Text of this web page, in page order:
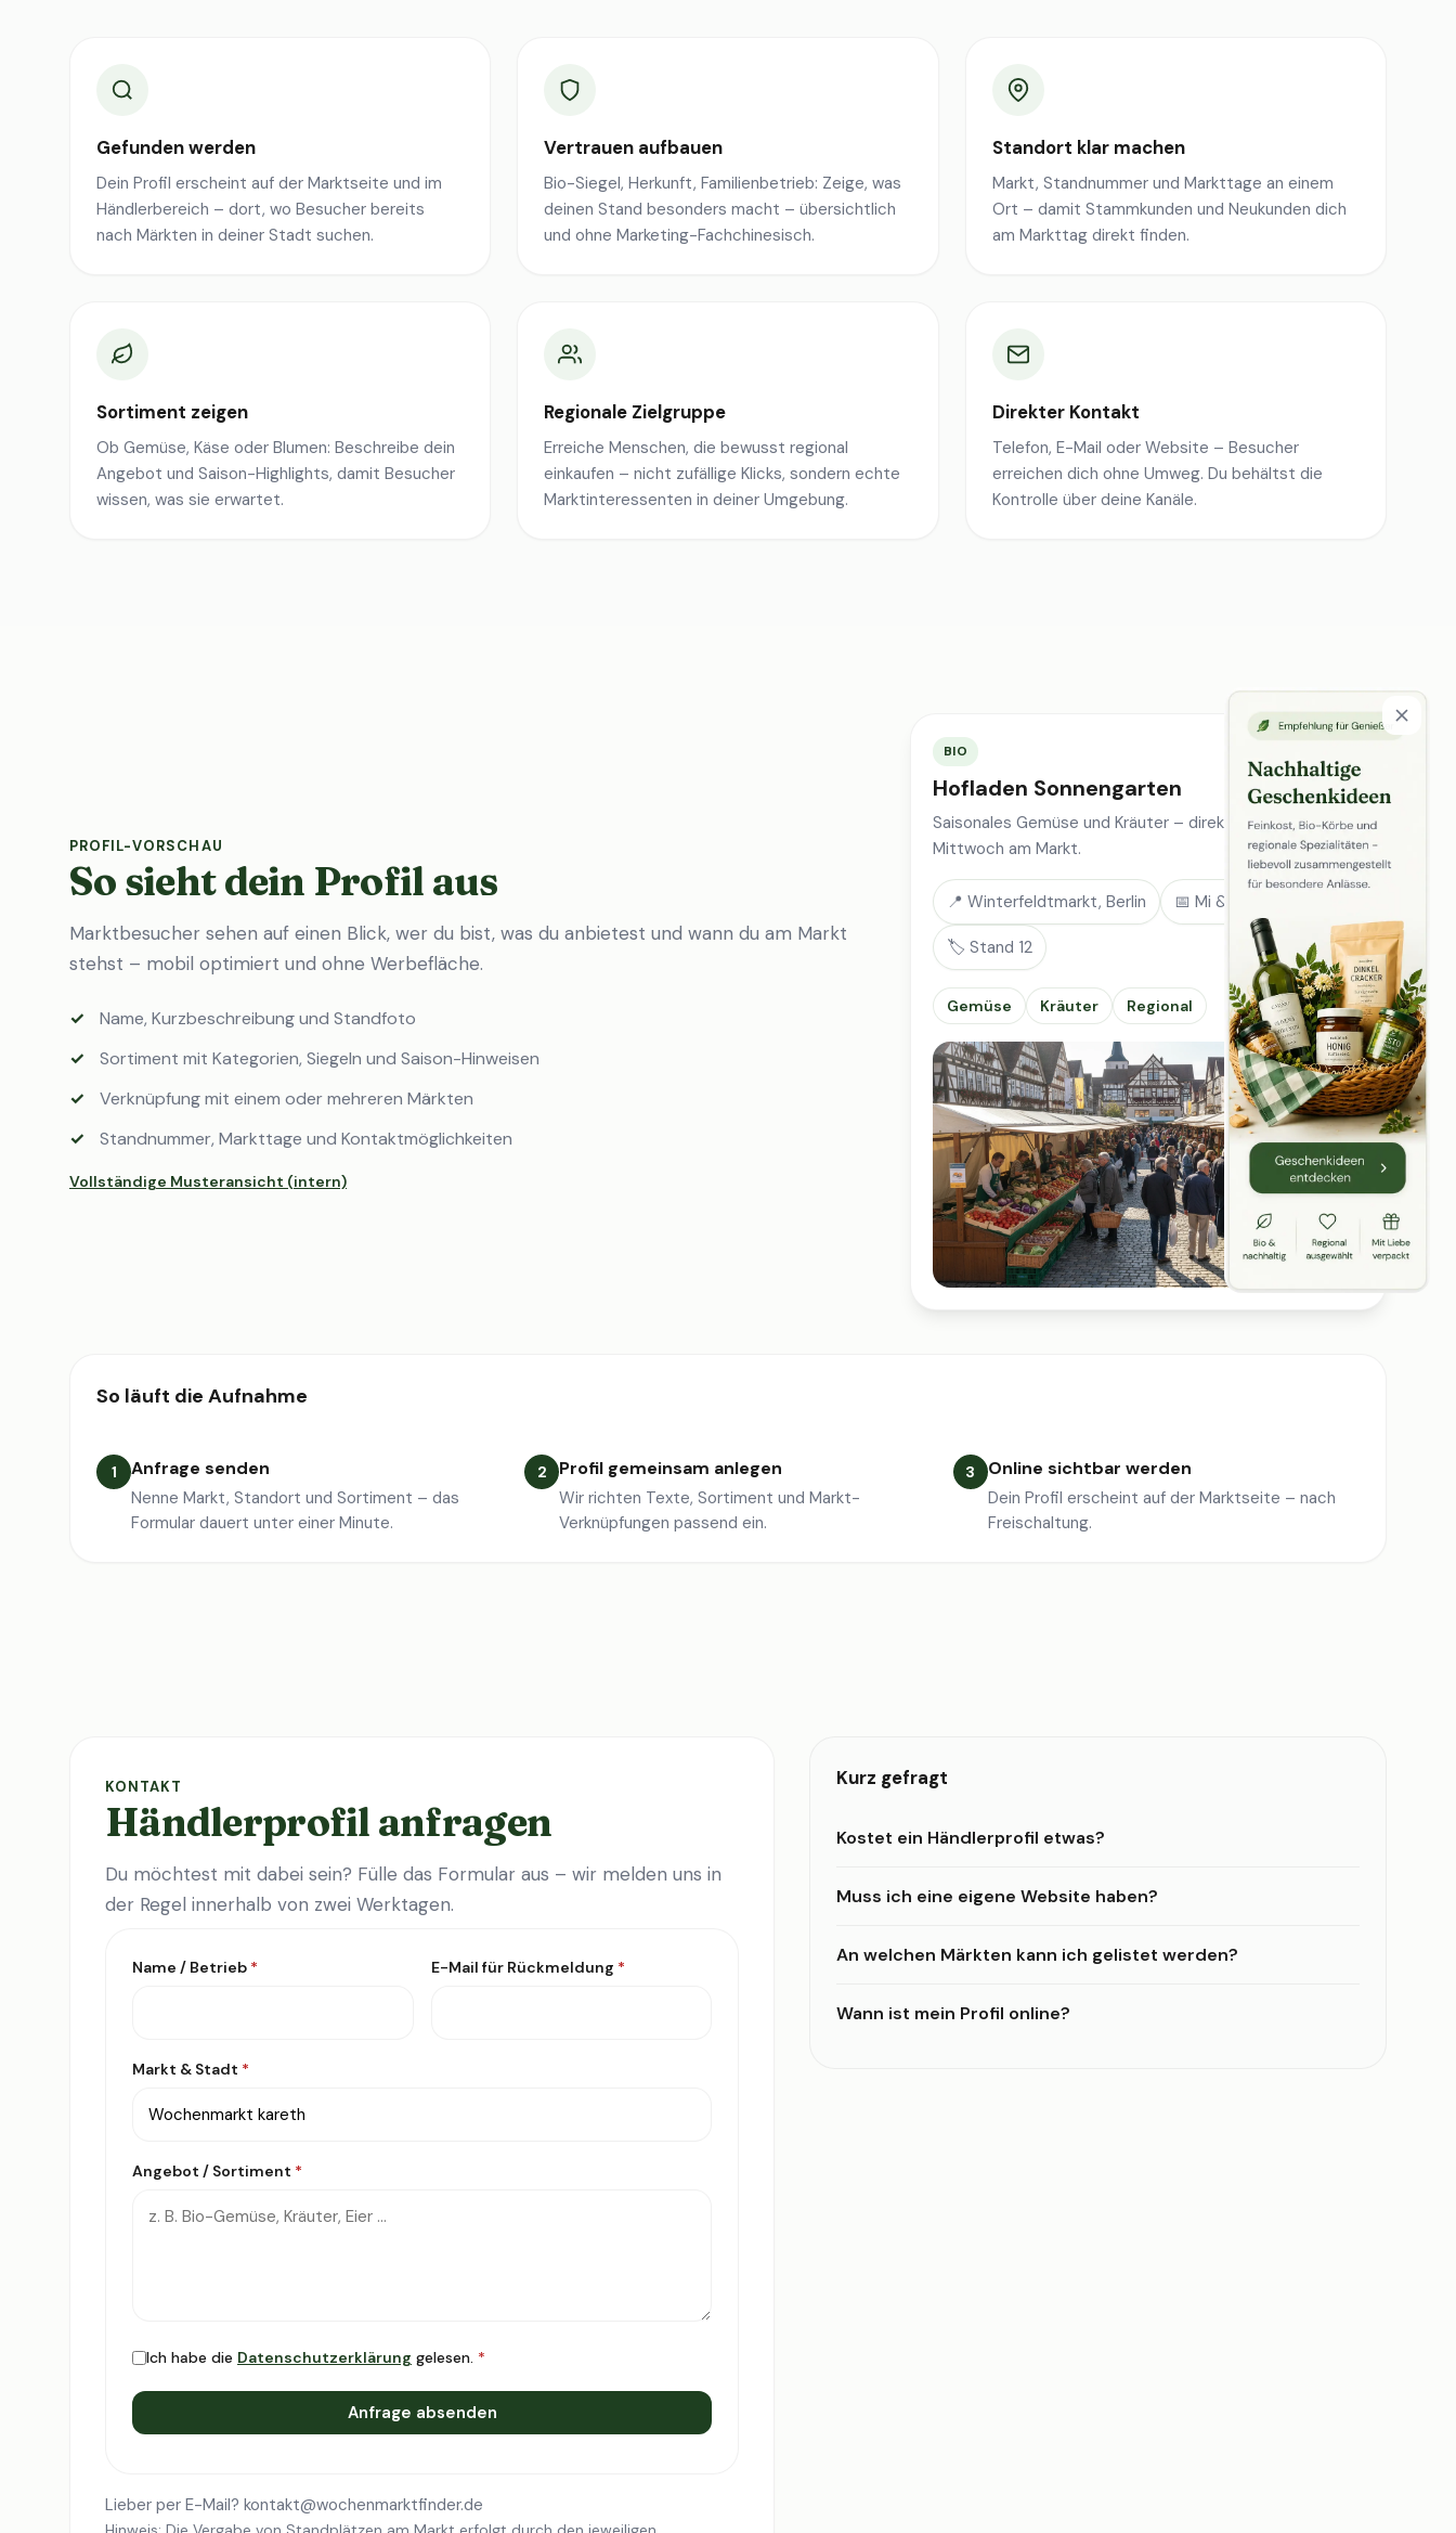
Gefunden werden
Dein Profil erscheint auf der Marktseite und im
Händlerbereich – dort, wo Besucher bereits
nach Märkten in deiner Stadt suchen.
Vertrauen aufbauen
Bio-Siegel, Herkunft, Familienbetrieb: Zeige, was
deinen Stand besonders macht – übersichtlich
und ohne Marketing-Fachchinesisch.
Standort klar machen
Markt, Standnummer und Markttage an einem
Ort – damit Stammkunden und Neukunden dich
am Markttag direkt finden.
Sortiment zeigen
Ob Gemüse, Käse oder Blumen: Beschreibe dein
Angebot und Saison-Highlights, damit Besucher
wissen, was sie erwartet.
Regionale Zielgruppe
Erreiche Menschen, die bewusst regional
einkaufen – nicht zufällige Klicks, sondern echte
Marktinteressenten in deiner Umgebung.
Direkter Kontakt
Telefon, E-Mail oder Website – Besucher
erreichen dich ohne Umweg. Du behältst die
Kontrolle über deine Kanäle.
PROFIL-VORSCHAU
So sieht dein Profil aus
Marktbesucher sehen auf einen Blick, wer du bist, was du anbietest und wann du am Markt
stehst – mobil optimiert und ohne Werbefläche.
Name, Kurzbeschreibung und Standfoto
Sortiment mit Kategorien, Siegeln und Saison-Hinweisen
Verknüpfung mit einem oder mehreren Märkten
Standnummer, Markttage und Kontaktmöglichkeiten
Vollständige Musteransicht (intern)
BIO
Hofladen Sonnengarten
Saisonales Gemüse und Kräuter – direkt vom Feld, jeden
Mittwoch am Markt.
📍 Winterfeldtmarkt, Berlin 📅 Mi & Sa
🏷️ Stand 12
Gemüse Kräuter Regional
So läuft die Aufnahme
1 Anfrage senden
Nenne Markt, Standort und Sortiment – das
Formular dauert unter einer Minute.
2 Profil gemeinsam anlegen
Wir richten Texte, Sortiment und Markt-
Verknüpfungen passend ein.
3 Online sichtbar werden
Dein Profil erscheint auf der Marktseite – nach
Freischaltung.
KONTAKT
Händlerprofil anfragen
Du möchtest mit dabei sein? Fülle das Formular aus – wir melden uns in
der Regel innerhalb von zwei Werktagen.
Name / Betrieb * E-Mail für Rückmeldung *
Markt & Stadt *
Angebot / Sortiment *
Ich habe die Datenschutzerklärung gelesen. *
Anfrage absenden
Lieber per E-Mail? kontakt@wochenmarktfinder.de
Kurz gefragt
Kostet ein Händlerprofil etwas?
Muss ich eine eigene Website haben?
An welchen Märkten kann ich gelistet werden?
Wann ist mein Profil online?